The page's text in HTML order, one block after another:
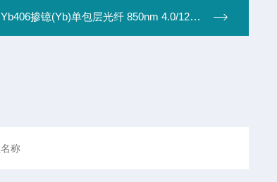
Yb406掺镱(Yb)单包层光纤 850nm 4.0/125um